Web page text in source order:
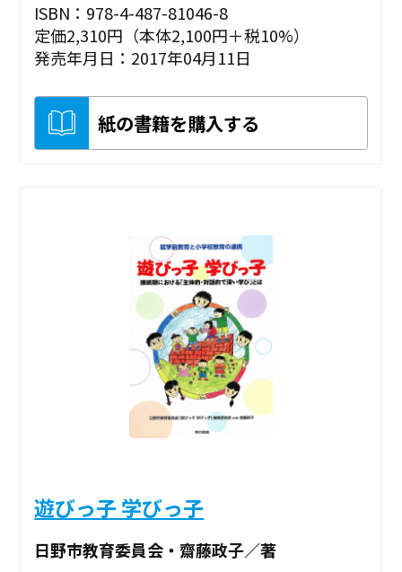
ISBN：978-4-487-81046-8
定価2,310円（本体2,100円＋税10%）
発売年月日：2017年04月11日
紙の書籍を購入する
遊びっ子 学びっ子
日野市教育委員会・齋藤政子／著